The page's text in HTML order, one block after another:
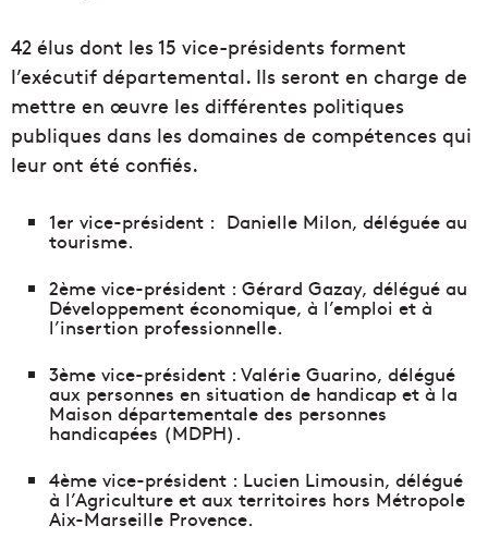
42 élus dont les 15 vice-présidents forment
l’exécutif départemental. Ils seront en charge de
mettre en œuvre les différentes politiques
publiques dans les domaines de compétences qui
leur ont été confiés.
1er vice-président : Danielle Milon, déléguée au
tourisme.
2ème vice-président : Gérard Gazay, délégué au
Développement économique, à l’emploi et à
l’insertion professionnelle.
3ème vice-président : Valérie Guarino, délégué
aux personnes en situation de handicap et à la
Maison départementale des personnes
handicapées (MDPH).
4ème vice-président : Lucien Limousin, délégué
à l’Agriculture et aux territoires hors Métropole
Aix-Marseille Provence.